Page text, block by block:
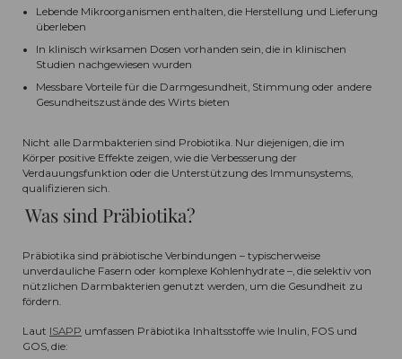
Lebende Mikroorganismen enthalten, die Herstellung und Lieferung
überleben
In klinisch wirksamen Dosen vorhanden sein, die in klinischen
Studien nachgewiesen wurden
Messbare Vorteile für die Darmgesundheit, Stimmung oder andere
Gesundheitszustände des Wirts bieten
Nicht alle Darmbakterien sind Probiotika. Nur diejenigen, die im
Körper positive Effekte zeigen, wie die Verbesserung der
Verdauungsfunktion oder die Unterstützung des Immunsystems,
qualifizieren sich.
Was sind Präbiotika?
Präbiotika sind präbiotische Verbindungen – typischerweise
unverdauliche Fasern oder komplexe Kohlenhydrate –, die selektiv von
nützlichen Darmbakterien genutzt werden, um die Gesundheit zu
fördern.
Laut ISAPP umfassen Präbiotika Inhaltsstoffe wie Inulin, FOS und
GOS, die: